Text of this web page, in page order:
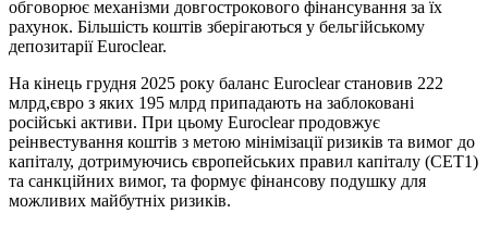
обговорює механізми довгострокового фінансування за їх
рахунок. Більшість коштів зберігаються у бельгійському
депозитарії Euroclear.
На кінець грудня 2025 року баланс Euroclear становив 222
млрд,євро з яких 195 млрд припадають на заблоковані
російські активи. При цьому Euroclear продовжує
реінвестування коштів з метою мінімізації ризиків та вимог до
капіталу, дотримуючись європейських правил капіталу (CET1)
та санкційних вимог, та формує фінансову подушку для
можливих майбутніх ризиків.